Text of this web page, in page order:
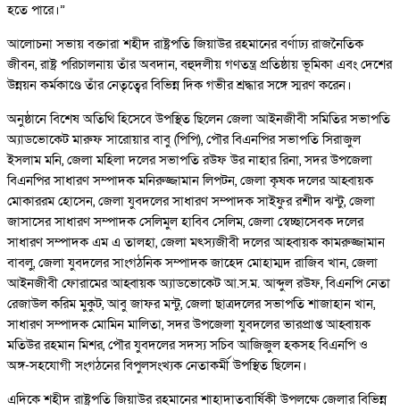
হতে পারে।”
আলোচনা সভায় বক্তারা শহীদ রাষ্ট্রপতি জিয়াউর রহমানের বর্ণাঢ্য রাজনৈতিক
জীবন, রাষ্ট্র পরিচালনায় তাঁর অবদান, বহুদলীয় গণতন্ত্র প্রতিষ্ঠায় ভূমিকা এবং দেশের
উন্নয়ন কর্মকাণ্ডে তাঁর নেতৃত্বের বিভিন্ন দিক গভীর শ্রদ্ধার সঙ্গে স্মরণ করেন।
অনুষ্ঠানে বিশেষ অতিথি হিসেবে উপস্থিত ছিলেন জেলা আইনজীবী সমিতির সভাপতি
অ্যাডভোকেট মারুফ সারোয়ার বাবু (পিপি), পৌর বিএনপির সভাপতি সিরাজুল
ইসলাম মনি, জেলা মহিলা দলের সভাপতি রউফ উর নাহার রিনা, সদর উপজেলা
বিএনপির সাধারণ সম্পাদক মনিরুজ্জামান লিপটন, জেলা কৃষক দলের আহ্বায়ক
মোকাররম হোসেন, জেলা যুবদলের সাধারণ সম্পাদক সাইফুর রশীদ ঝন্টু, জেলা
জাসাসের সাধারণ সম্পাদক সেলিমুল হাবিব সেলিম, জেলা স্বেচ্ছাসেবক দলের
সাধারণ সম্পাদক এম এ তালহা, জেলা মৎস্যজীবী দলের আহ্বায়ক কামরুজ্জামান
বাবলু, জেলা যুবদলের সাংগঠনিক সম্পাদক জাহেদ মোহাম্মদ রাজিব খান, জেলা
আইনজীবী ফোরামের আহ্বায়ক অ্যাডভোকেট আ.স.ম. আব্দুল রউফ, বিএনপি নেতা
রেজাউল করিম মুকুট, আবু জাফর মন্টু, জেলা ছাত্রদলের সভাপতি শাজাহান খান,
সাধারণ সম্পাদক মোমিন মালিতা, সদর উপজেলা যুবদলের ভারপ্রাপ্ত আহ্বায়ক
মতিউর রহমান মিশর, পৌর যুবদলের সদস্য সচিব আজিজুল হকসহ বিএনপি ও
অঙ্গ-সহযোগী সংগঠনের বিপুলসংখ্যক নেতাকর্মী উপস্থিত ছিলেন।
এদিকে শহীদ রাষ্ট্রপতি জিয়াউর রহমানের শাহাদাতবার্ষিকী উপলক্ষে জেলার বিভিন্ন